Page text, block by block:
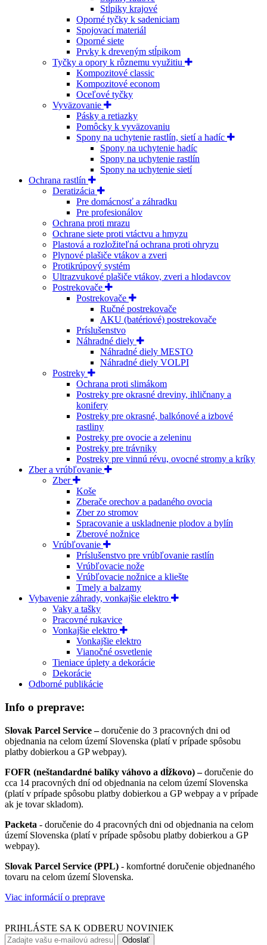
Stĺpiky krajové
Oporné tyčky k sadeniciam
Spojovací materiál
Oporné siete
Prvky k dreveným stĺpikom
Tyčky a opory k rôznemu využitiu
Kompozitové classic
Kompozitové econom
Oceľové tyčky
Vyväzovanie
Pásky a retiazky
Pomôcky k vyväzovaniu
Spony na uchytenie rastlín, sietí a hadíc
Spony na uchytenie hadíc
Spony na uchytenie rastlín
Spony na uchytenie sietí
Ochrana rastlín
Deratizácia
Pre domácnosť a záhradku
Pre profesionálov
Ochrana proti mrazu
Ochrane siete proti vtáctvu a hmyzu
Plastová a rozložiteľná ochrana proti ohryzu
Plynové plašiče vtákov a zveri
Protikrúpový systém
Ultrazvukové plašiče vtákov, zveri a hlodavcov
Postrekovače
Postrekovače
Ručné postrekovače
AKU (batériové) postrekovače
Príslušenstvo
Náhradné diely
Náhradné diely MESTO
Náhradné diely VOLPI
Postreky
Ochrana proti slimákom
Postreky pre okrasné dreviny, ihličnany a
konifery
Postreky pre okrasné, balkónové a izbové
rastliny
Postreky pre ovocie a zeleninu
Postreky pre trávniky
Postreky pre vinnú révu, ovocné stromy a kríky
Zber a vrúbľovanie
Zber
Koše
Zberače orechov a padaného ovocia
Zber zo stromov
Spracovanie a uskladnenie plodov a bylín
Zberové nožnice
Vrúbľovanie
Príslušenstvo pre vrúbľovanie rastlín
Vrúbľovacie nože
Vrúbľovacie nožnice a kliešte
Tmely a balzamy
Vybavenie záhrady, vonkajšie elektro
Vaky a tašky
Pracovné rukavice
Vonkajšie elektro
Vonkajšie elektro
Vianočné osvetlenie
Tieniace úplety a dekorácie
Dekorácie
Odborné publikácie
Info o preprave:
Slovak Parcel Service –doručenie do 3 pracovných dni od
objednania na celom území Slovenska (platí v prípade spôsobu
platby dobierkou a GP webpay).
FOFR (neštandardné balíky váhovo a dĺžkovo) –doručenie do
cca 14 pracovných dní od objednania na celom území Slovenska
(platí v prípade spôsobu platby dobierkou a GP webpay a v prípade
ak je tovar skladom).
Packeta - doručenie do 4 pracovných dni od objednania na celom
území Slovenska (platí v prípade spôsobu platby dobierkou a GP
webpay).
Slovak Parcel Service (PPL) - komfortné doručenie objednaného
tovaru na celom území Slovenska.
Viac informácií o preprave
PRIHLÁSTE SA K ODBERU NOVINIEK
Odoslať